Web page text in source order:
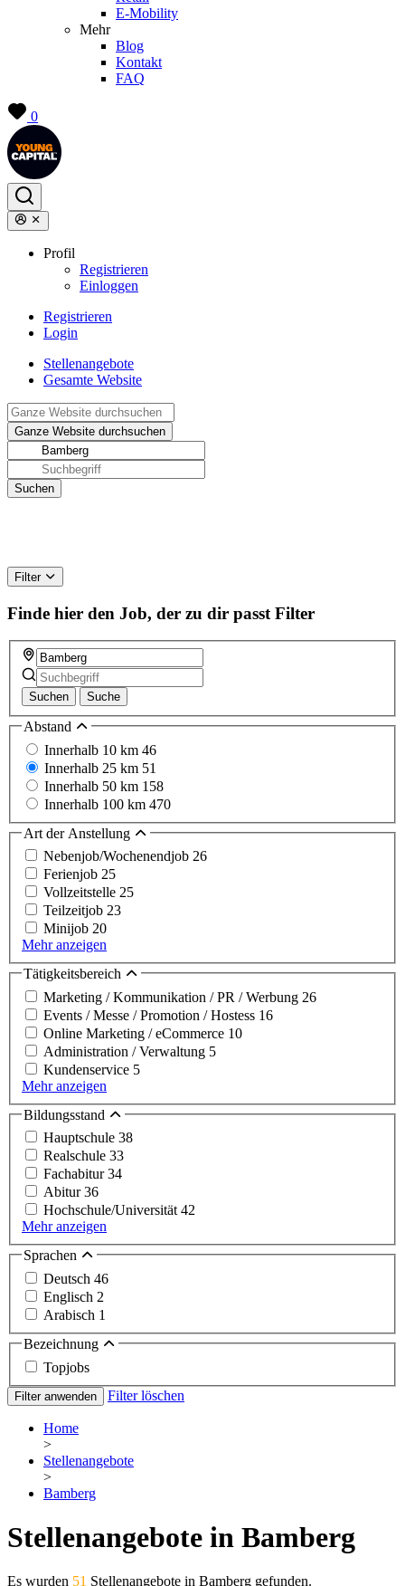
E-Mobility
Mehr
Blog
Kontakt
FAQ
0
Profil
Registrieren
Einloggen
Registrieren
Login
Stellenangebote
Gesamte Website
Filter
Finde hier den Job, der zu dir passt Filter
Suchen Suche
Abstand
Innerhalb 10 km 46
Innerhalb 25 km 51
Innerhalb 50 km 158
Innerhalb 100 km 470
Art der Anstellung
Nebenjob/Wochenendjob 26
Ferienjob 25
Vollzeitstelle 25
Teilzeitjob 23
Minijob 20
Mehr anzeigen
Tätigkeitsbereich
Marketing / Kommunikation / PR / Werbung 26
Events / Messe / Promotion / Hostess 16
Online Marketing / eCommerce 10
Administration / Verwaltung 5
Kundenservice 5
Mehr anzeigen
Bildungsstand
Hauptschule 38
Realschule 33
Fachabitur34
Abitur36
Hochschule/Universität42
Mehr anzeigen
Sprachen
Deutsch 46
Englisch 2
Arabisch 1
Bezeichnung
Topjobs
Filter anwenden Filter löschen
Home
>
Stellenangebote
>
Bamberg
Stellenangebote in Bamberg
Es wurden 51 Stellenangebote in Bamberg gefunden.